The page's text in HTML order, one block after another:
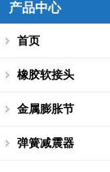
产品中心
首页
橡胶软接头
金属膨胀节
弹簧减震器